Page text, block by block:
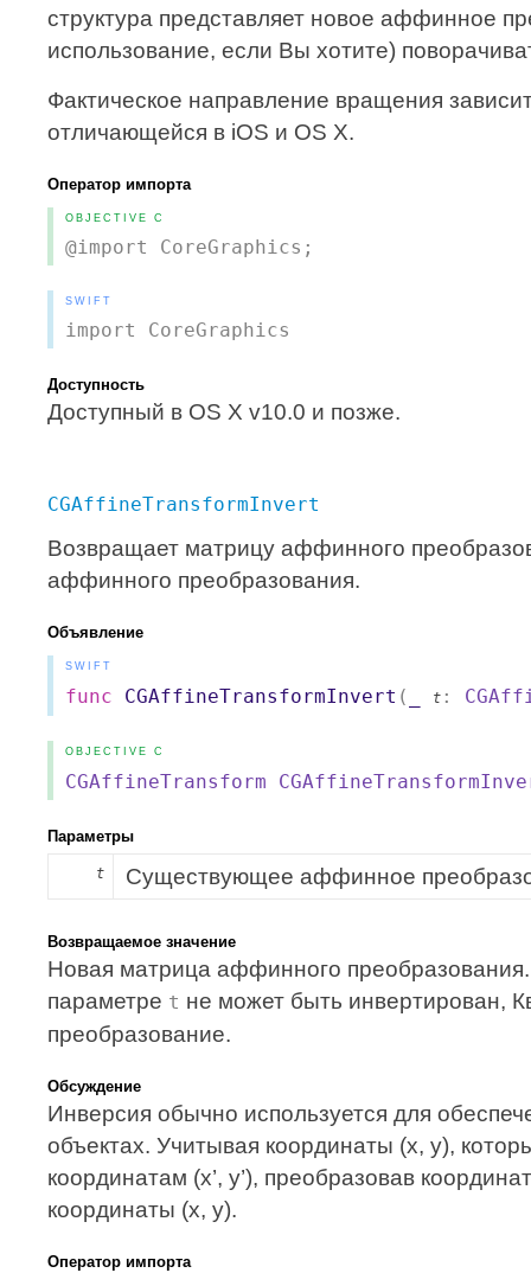
структура представляет новое аффинное
использование, если Вы хотите)
Фактическое направление вращения
отличающейся в iOS и OS X.
Оператор импорта
OBJECTIVE C
@import CoreGraphics;
SWIFT
import CoreGraphics
Доступность
Доступный в OS X v10.0 и позже.
CGAffineTransformInvert
Возвращает матрицу аффинного
аффинного преобразования.
Объявление
SWIFT
func CGAffineTransformInvert ( t :
OBJECTIVE C
CGAffineTransform
Параметры
t Существующее аффинное
Возвращаемое значение
Новая матрица аффинного
параметре t не может быть инвертирован,
преобразование.
Обсуждение
Инверсия обычно используется для
объектах. Учитывая координаты (x, y),
координатам (x’, y’), преобразовав
координаты (x, y).
Оператор импорта